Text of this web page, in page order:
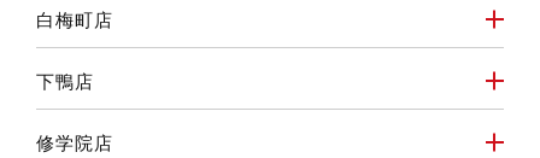
白梅町店
下鴨店
修学院店